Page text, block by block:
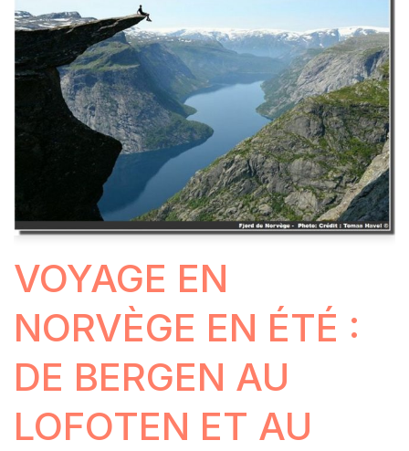
VOYAGE EN
NORVÈGE EN ÉTÉ :
DE BERGEN AU
LOFOTEN ET AU